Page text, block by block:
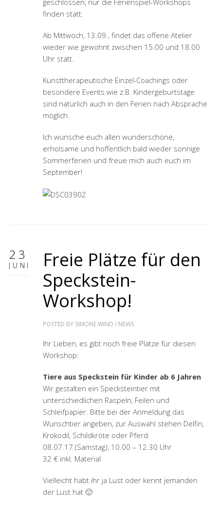
finden statt.
Ab Mittwoch, 13.09., findet das offene Atelier
wieder wie gewohnt zwischen 15.00 und 18.00
Uhr statt.
Kunsttherapeutische Einzel-Coachings oder
besondere Events wie z.B. Kindergeburtstage
sind natürlich auch in den Ferien nach Absprache
möglich.
Ich wünsche euch allen wunderschöne,
erholsame und hoffentlich bald wieder sonnige
Sommerferien und freue mich auch euch im
September!
23
JUNI
Freie Plätze für den
Speckstein-
Workshop!
POSTED BY SIMONE WIND / NEWS
Ihr Lieben, es gibt noch freie Plätze für diesen
Workshop:
Tiere aus Speckstein für Kinder ab 6 Jahren
Wir gestalten ein Specksteintier mit
unterschiedlichen Raspeln, Feilen und
Schleifpapier. Bitte bei der Anmeldung das
Wunschtier angeben, zur Auswahl stehen Delfin,
Krokodil, Schildkröte oder Pferd.
08.07.17 (Samstag), 10.00 – 12.30 Uhr
32 € inkl. Material
Vielleicht habt ihr ja Lust oder kennt jemanden
der Lust hat 🙂